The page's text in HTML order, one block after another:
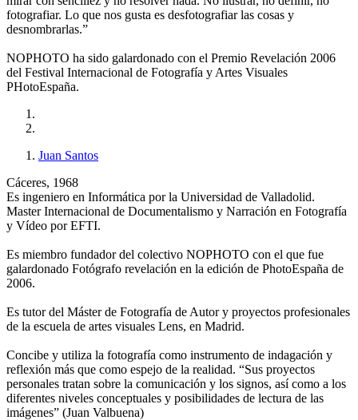
fotografiar. Lo que nos gusta es desfotografiar las cosas y
desnombrarlas.”
NOPHOTO ha sido galardonado con el Premio Revelación 2006
del Festival Internacional de Fotografía y Artes Visuales
PHotoEspaña.
Juan Santos
Cáceres, 1968
Es ingeniero en Informática por la Universidad de Valladolid.
Master Internacional de Documentalismo y Narración en Fotografía
y Vídeo por EFTI.
Es miembro fundador del colectivo NOPHOTO con el que fue
galardonado Fotógrafo revelación en la edición de PhotoEspaña de
2006.
Es tutor del Máster de Fotografía de Autor y proyectos profesionales
de la escuela de artes visuales Lens, en Madrid.
Concibe y utiliza la fotografía como instrumento de indagación y
reflexión más que como espejo de la realidad. “Sus proyectos
personales tratan sobre la comunicación y los signos, así como a los
diferentes niveles conceptuales y posibilidades de lectura de las
imágenes” (Juan Valbuena)